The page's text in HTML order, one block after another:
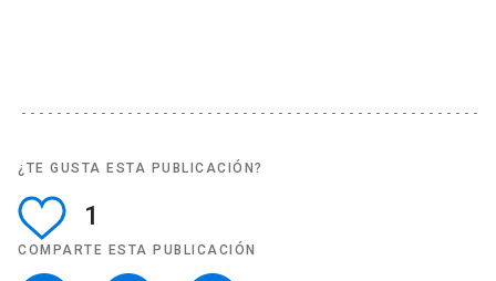
¿TE GUSTA ESTA PUBLICACIÓN?
1
COMPARTE ESTA PUBLICACIÓN